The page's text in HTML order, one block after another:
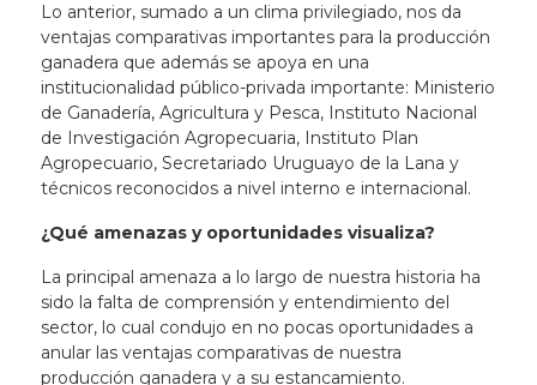
Lo anterior, sumado a un clima privilegiado, nos da
ventajas comparativas importantes para la producción
ganadera que además se apoya en una
institucionalidad público-privada importante: Ministerio
de Ganadería, Agricultura y Pesca, Instituto Nacional
de Investigación Agropecuaria, Instituto Plan
Agropecuario, Secretariado Uruguayo de la Lana y
técnicos reconocidos a nivel interno e internacional.
¿Qué amenazas y oportunidades visualiza?
La principal amenaza a lo largo de nuestra historia ha
sido la falta de comprensión y entendimiento del
sector, lo cual condujo en no pocas oportunidades a
anular las ventajas comparativas de nuestra
producción ganadera y a su estancamiento.